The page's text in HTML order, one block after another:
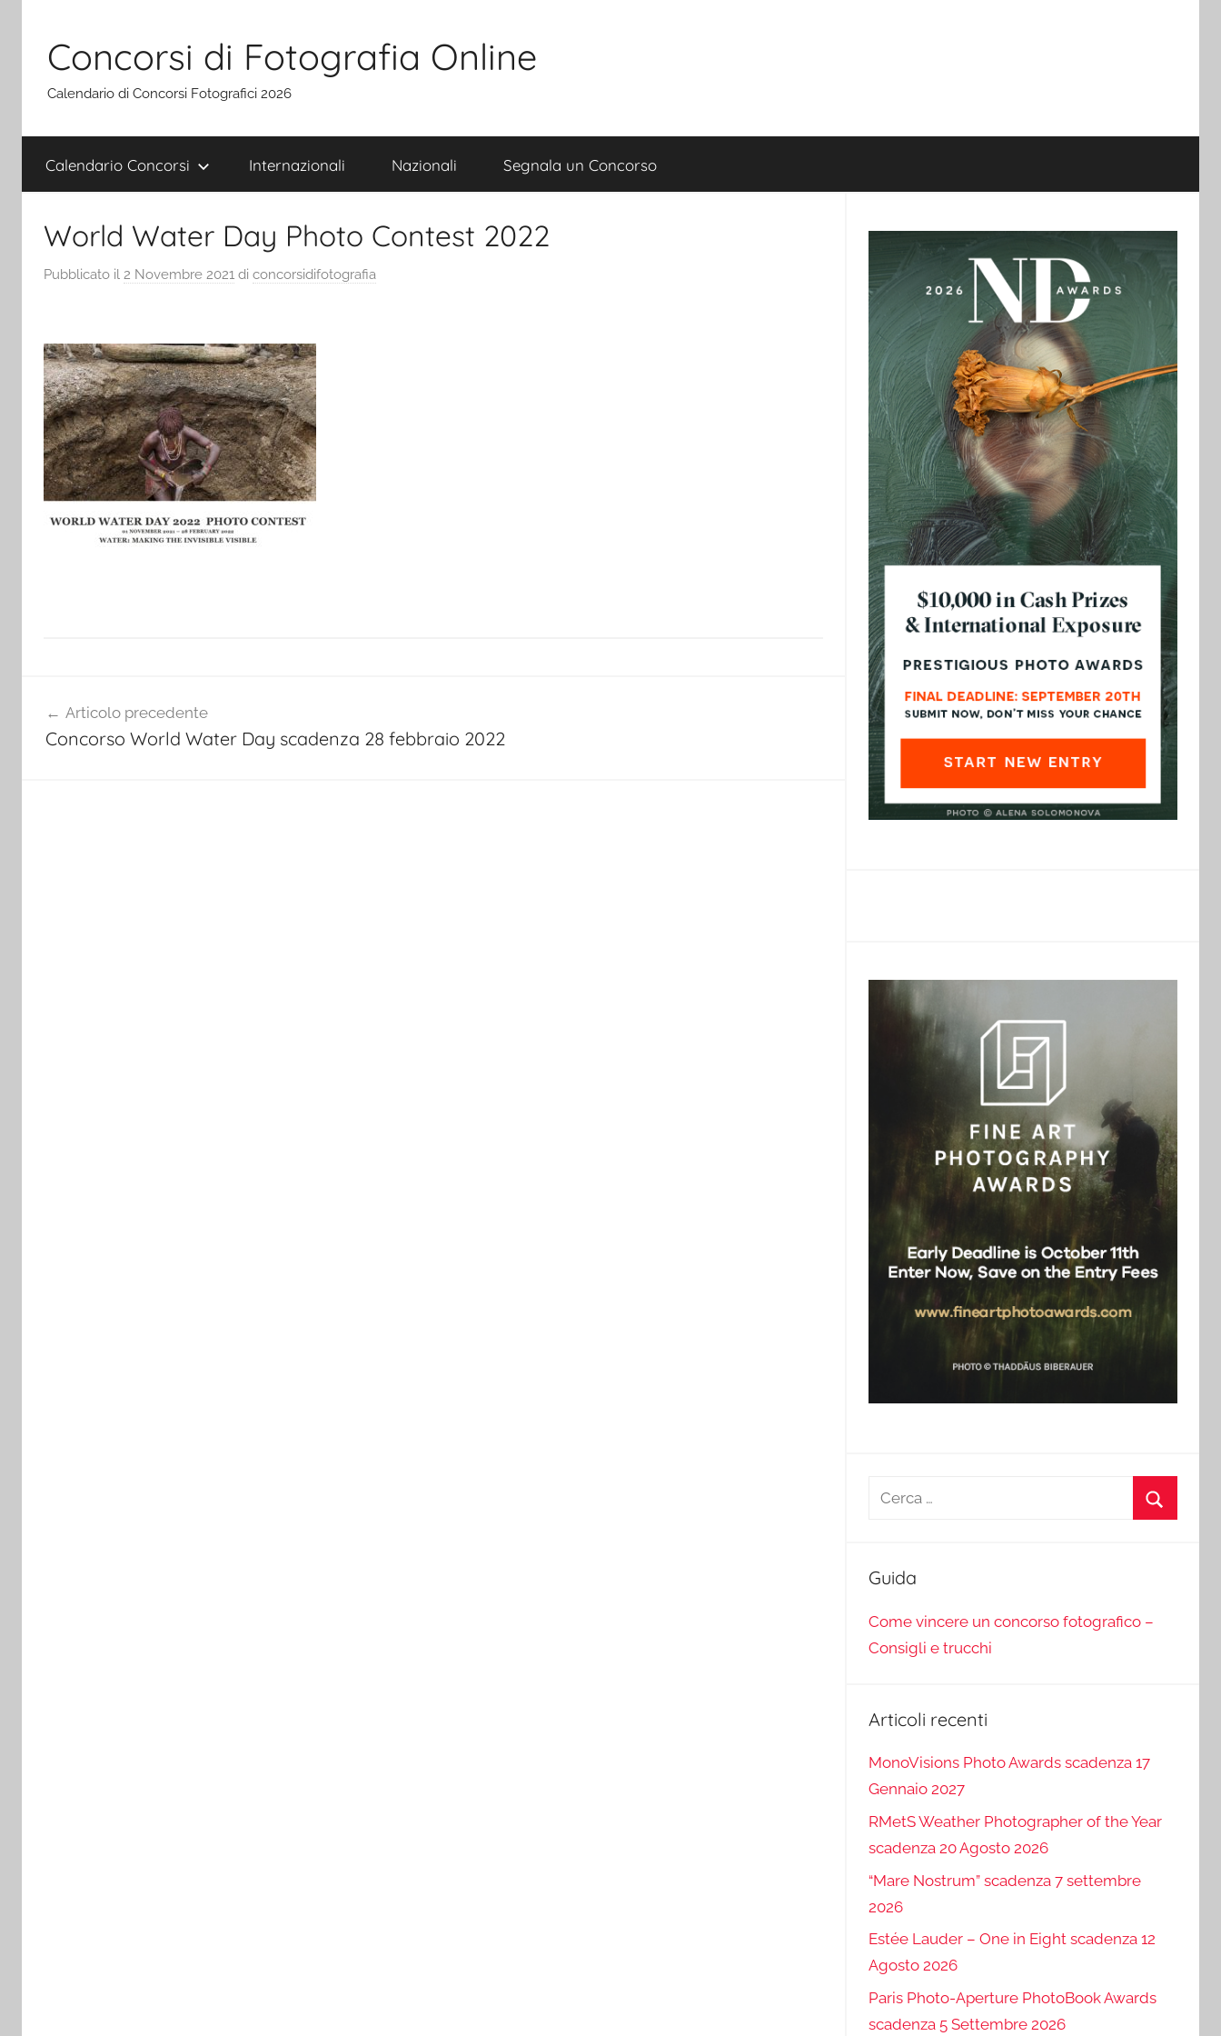
contenuto
Concorsi di Fotografia Online
Calendario di Concorsi Fotografici 2026
Calendario Concorsi Internazionali Nazionali Segnala un Concorso
World Water Day Photo Contest 2022
Pubblicato il 2 Novembre 2021 di concorsidifotografia
articoli
Articolo precedente
Concorso World Water Day scadenza 28 febbraio 2022
Ricerca
Guida
Come vincere un concorso fotografico –
Consigli e trucchi
Articoli recenti
MonoVisions Photo Awards scadenza 17
Gennaio 2027
RMetS Weather Photographer of the Year
scadenza 20 Agosto 2026
“Mare Nostrum” scadenza 7 settembre
2026
Estée Lauder – One in Eight scadenza 12
Agosto 2026
Paris Photo-Aperture PhotoBook Awards
scadenza 5 Settembre 2026